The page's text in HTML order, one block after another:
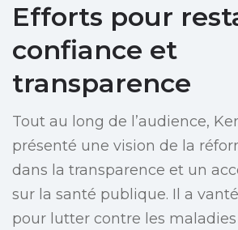
Efforts pour
confiance et
transparence
Tout au long de l’audience,
présenté une vision de la
dans la transparence et un
sur la santé publique. Il a
pour lutter contre les